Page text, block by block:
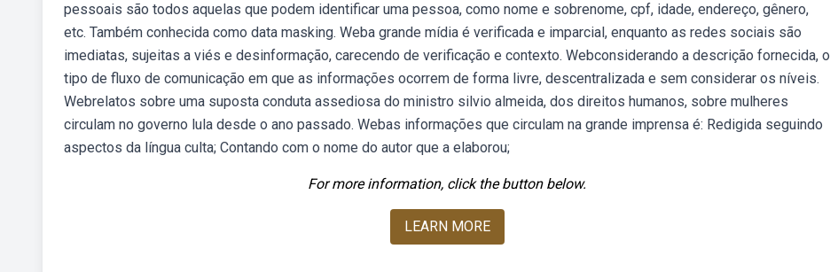
pessoais são todos aquelas que podem identificar uma pessoa, como nome e sobrenome, cpf, idade, endereço, gênero,
etc. Também conhecida como data masking. Weba grande mídia é verificada e imparcial, enquanto as redes sociais são
imediatas, sujeitas a viés e desinformação, carecendo de verificação e contexto. Webconsiderando a descrição fornecida, o
tipo de fluxo de comunicação em que as informações ocorrem de forma livre, descentralizada e sem considerar os níveis.
Webrelatos sobre uma suposta conduta assediosa do ministro silvio almeida, dos direitos humanos, sobre mulheres
circulam no governo lula desde o ano passado. Webas informações que circulam na grande imprensa é: Redigida seguindo
aspectos da língua culta; Contando com o nome do autor que a elaborou;
For more information, click the button below.
LEARN MORE